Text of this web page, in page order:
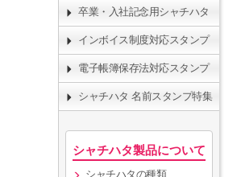
卒業・入社記念用シャチハタ
インボイス制度対応スタンプ
電子帳簿保存法対応スタンプ
シャチハタ 名前スタンプ特集
シャチハタ製品について
シャチハタの種類